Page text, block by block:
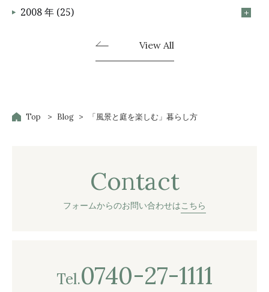
2008 年 (25)
View All
Top Blog 「風景と庭を楽しむ」暮らし方
Contact
フォームからのお問い合わせはこちら
Tel.0740-27-1111